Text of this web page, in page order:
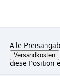
Alle
Versandkosten
diese Position